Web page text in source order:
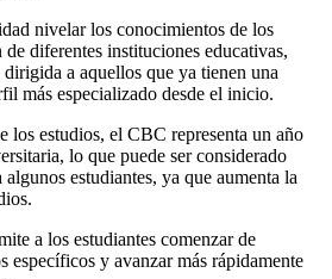
nivelar los conocimientos de los
diferentes instituciones educativas,
a aquellos que ya tienen una
más especializado desde el inicio.
los estudios, el CBC representa un año
lo que puede ser considerado
estudiantes, ya que aumenta la
a los estudiantes comenzar de
específicos y avanzar más rápidamente